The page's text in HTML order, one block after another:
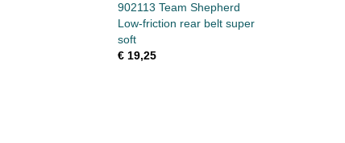
902113 Team Shepherd
Low-friction rear belt super
soft
€ 19,25